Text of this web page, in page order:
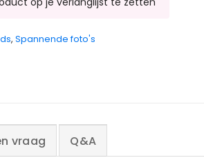
, Spannende foto's
vraag Q&A